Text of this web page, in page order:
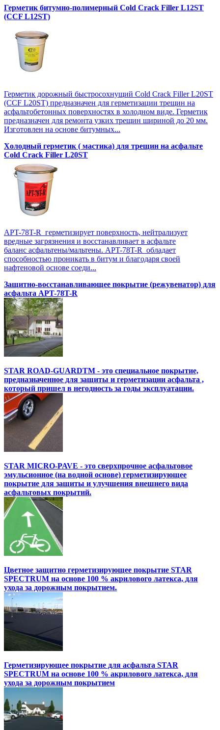
Герметик битумно-полимерный Cold Crack Filler L12SТ
(CCF L12SТ)
Герметик дорожный быстросохнущий Cold Crack Filler L20SТ
(CCF L20SТ) предназначен для герметизации трещин на
асфальтобетонных поверхностях в холодном виде. Герметик
предназначен для ремонта узких трещин шириной до 20 мм.
Изготовлен на основе битумных...
Холодный герметик ( мастика) для трещин на асфальте
Cold Crack Filler L20SТ
APT-78T-R герметизирует поверхность, нейтрализует
вредные загрязнения и восстанавливает в асфальте
баланс асфальтены/мальтены. APT-78T-R обладает
способностью проникать в битум и благодаря своей
нафтеновой основе соеди...
Защитно-восстанавливающее покрытие (режувенатор) для
асфальта APT-78T-R
STAR ROAD-GUARDTM - это специальное покрытие,
предназначенное для защиты и герметизации асфальта ,
который пришел в негодность за годы эксплуатации.
STAR MICRO-PAVE - это сверхпрочное асфальтовое
эмульсионное (на водной основе) герметизирующее
покрытие для защиты и улучшения внешнего вида
асфальтовых покрытий.
Цветное защитно герметизирующее покрытие STAR
SPECTRUM на основе 100 % акрилового латекса, для
ухода за дорожным покрытием.
Герметизирующее покрытие для асфальта STAR
SPECTRUM на основе 100 % акрилового латекса, для
ухода за дорожным покрытием